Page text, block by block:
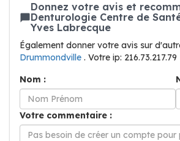
Donnez votre avis et
Denturologie Centre de
Yves Labrecque
Également donner votre avis sur
Drummondville . Votre ip: 216.73.217.79
Nom :
Votre commentaire :